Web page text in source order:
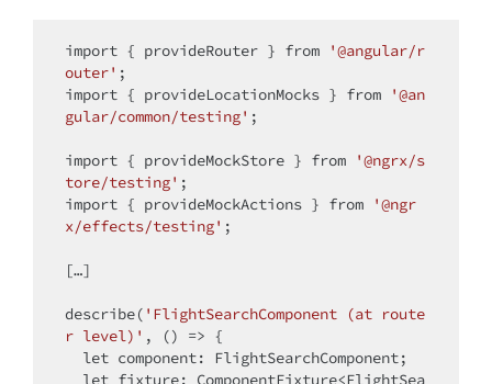
import { provideRouter } from
'@angular/r
outer'
import { provideLocationMocks } from
'@an
gular/common/testing' ;
import { provideMockStore } from
'@ngrx/s
tore/testing'
import { provideMockActions } from
'@ngr
x/effects/testing' ;
[…]
describe( 'FlightSearchComponent (at route
r level)' , () => {